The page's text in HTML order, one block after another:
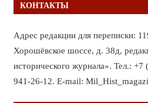
КОНТАКТЫ
Адрес редакции для переписки:
Хорошёвское шоссе, д. 38д,
исторического журнала». Тел.:
941-26-12. E-mail: